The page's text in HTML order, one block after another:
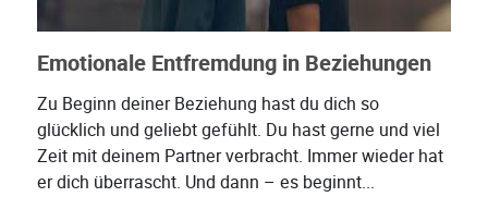
Emotionale Entfremdung in Beziehungen
Zu Beginn deiner Beziehung hast du dich so
glücklich und geliebt gefühlt. Du hast gerne und viel
Zeit mit deinem Partner verbracht. Immer wieder hat
er dich überrascht. Und dann – es beginnt...